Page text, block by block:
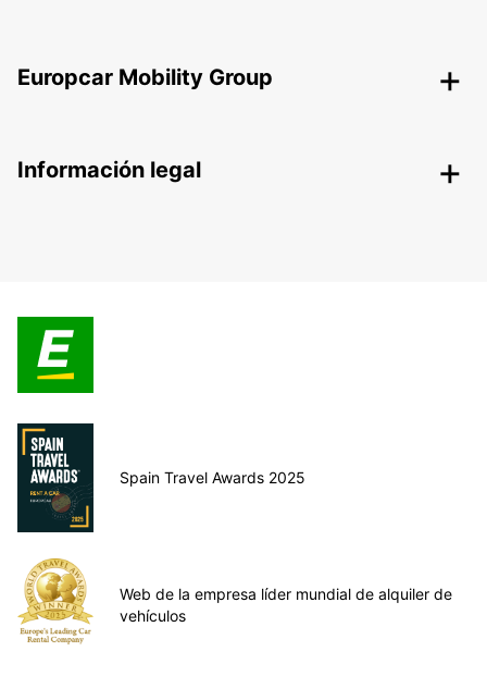
Europcar Mobility Group
Información legal
Spain Travel Awards 2025
Web de la empresa líder mundial de alquiler de
vehículos